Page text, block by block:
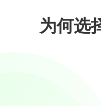
为何选